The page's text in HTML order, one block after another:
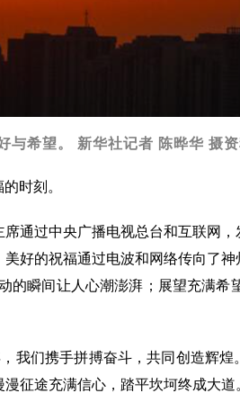
与希望。 新华社记者 陈晔华 摄资
时刻。
通过中央广播电视总台和互联网
好的祝福通过电波和网络传向了
的瞬间让人心潮澎湃；展望充满希
我们携手拼搏奋斗，共同创造辉煌
征途充满信心，踏平坎坷终成大